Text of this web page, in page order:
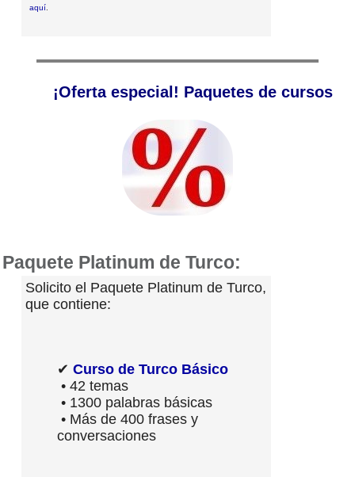
aquí
¡Oferta especial! Paquetes de cursos
Paquete Platinum de Turco:
Solicito el Paquete Platinum de Turco,
que contiene:
✔ Curso de Turco Básico
• 42 temas
• 1300 palabras básicas
• Más de 400 frases y
conversaciones